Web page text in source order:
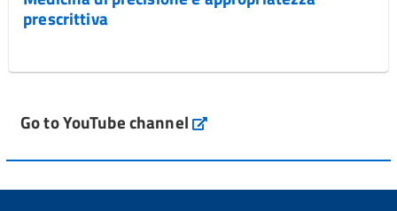
prescrittiva
Go to YouTube channel